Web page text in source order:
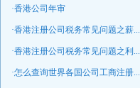
·香港公司年审
·香港注册公司税务常见问题之薪...
·香港注册公司税务常见问题之利...
·怎么查询世界各国公司工商注册...